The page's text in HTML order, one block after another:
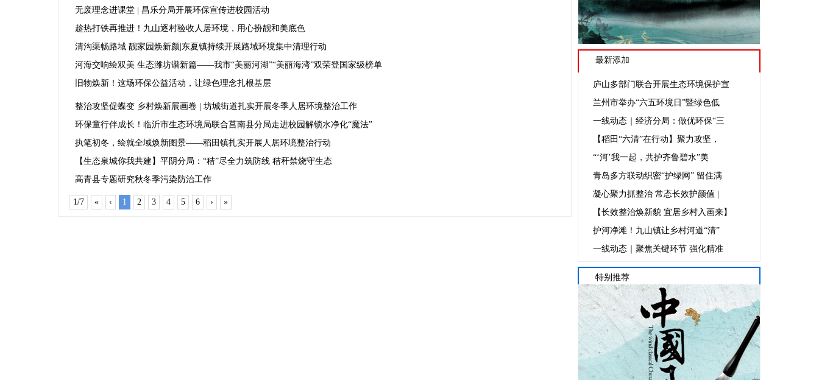
无废理念进课堂 | 昌乐分局开展环保宣传进校园活动
趁热打铁再推进！九山逐村验收人居环境，用心扮靓和美底色
清沟渠畅路域 靓家园焕新颜|东夏镇持续开展路域环境集中清理行动
河海交响绘双美 生态潍坊谱新篇——我市“美丽河湖”“美丽海湾”双荣登国家级榜单
旧物焕新！这场环保公益活动，让绿色理念扎根基层
整治攻坚促蝶变 乡村焕新展画卷 | 坊城街道扎实开展冬季人居环境整治工作
环保童行伴成长！临沂市生态环境局联合莒南县分局走进校园解锁水净化“魔法”
执笔初冬，绘就全域焕新图景——稻田镇扎实开展人居环境整治行动
【生态泉城你我共建】平阴分局：“秸”尽全力筑防线 秸秆禁烧守生态
高青县专题研究秋冬季污染防治工作
1/7 « ‹ 1 2 3 4 5 6 › »
最新添加
庐山多部门联合开展生态环境保护宣
兰州市举办“六五环境日”暨绿色低
一线动态｜经济分局：做优环保“三
【稻田“六清”在行动】聚力攻坚，
“‘河’我一起，共护齐鲁碧水”美
青岛多方联动织密“护绿网” 留住满
凝心聚力抓整治 常态长效护颜值 |
【长效整治焕新貌 宜居乡村入画来】
护河净滩！九山镇让乡村河道“清”
一线动态｜聚焦关键环节 强化精准
特别推荐